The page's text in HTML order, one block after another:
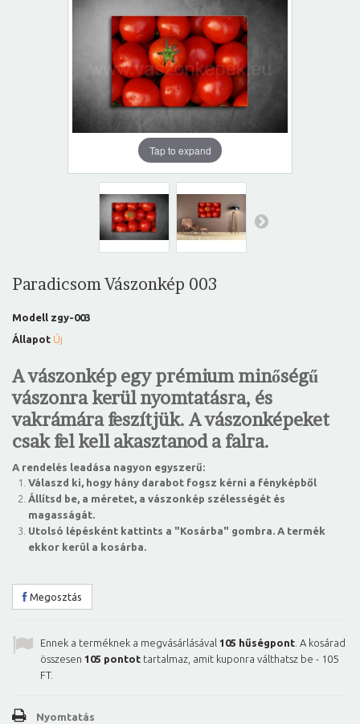
Tap to expand
Paradicsom Vászonkép 003
Modell zgy-003
Állapot Új
A vászonkép egy prémium minőségű
vászonra kerül nyomtatásra, és
vakrámára feszítjük. A vászonképeket
csak fel kell akasztanod a falra.
A rendelés leadása nagyon egyszerű:
Válaszd ki, hogy hány darabot fogsz kérni a fényképből
Állítsd be, a méretet, a vászonkép szélességét és
magasságát.
Utolsó lépésként kattints a "Kosárba" gombra. A termék
ekkor kerül a kosárba.
Megosztás
Ennek a terméknek a megvásárlásával 105 hűségpont . A kosárad
összesen 105 pontot tartalmaz, amit kuponra válthatsz be - 105
FT.
Nyomtatás